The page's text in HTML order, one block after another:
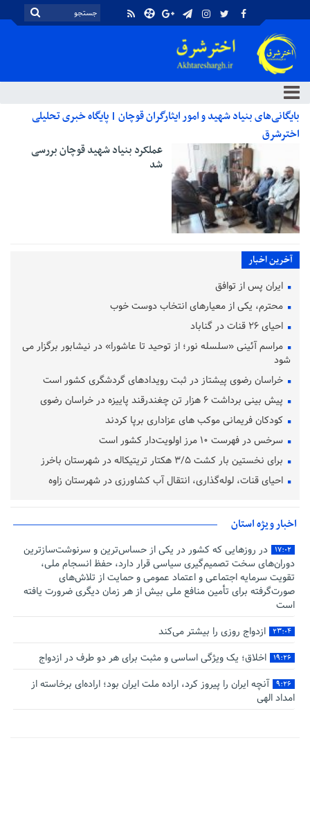
بایگانی‌های بنیاد شهید و امور ایثارگران قوچان | پایگاه خبری تحلیلی
اخترشرق
عملکرد بنیاد شهید قوچان بررسی
شد
آخرین اخبار
ایران پس از توافق
محترم، یکی از معیارهای انتخاب دوست خوب
احیای ۲۶ قنات در گناباد
مراسم آئینی «سلسله نور؛ از توحید تا عاشورا» در نیشابور برگزار می
شود
خراسان رضوی پیشتاز در ثبت رویدادهای گردشگری کشور است
پیش‌ بینی برداشت ۶ هزار تن چغندرقند پاییزه در خراسان رضوی
کودکان فریمانی موکب های عزاداری برپا کردند
سرخس در فهرست ۱۰ مرز اولویت‌دار کشور است
برای نخستین بار کشت ۳/۵ هکتار تریتیکاله در شهرستان باخرز
احیای قنات، لوله‌گذاری، انتقال آب کشاورزی در شهرستان زاوه
اخبار ویژه استان
۱۷:۰۲
در روزهایی که کشور در یکی از حساس‌ترین و سرنوشت‌سازترین
دوران‌های سخت تصمیم‌گیری سیاسی قرار دارد، حفظ انسجام ملی،
تقویت سرمایه اجتماعی و اعتماد عمومی و حمایت از تلاش‌های
صورت‌گرفته برای تأمین منافع ملی بیش از هر زمان دیگری ضرورت یافته
است
۲۳:۰۴ ازدواج روزی را بیشتر می‌کند
۱۹:۲۶ اخلاق؛ یک ویژگی اساسی و مثبت برای هر دو طرف در ازدواج
۹:۲۶
آنچه ایران را پیروز کرد، اراده ملت ایران بود؛ اراده‌ای برخاسته از
امداد الهی